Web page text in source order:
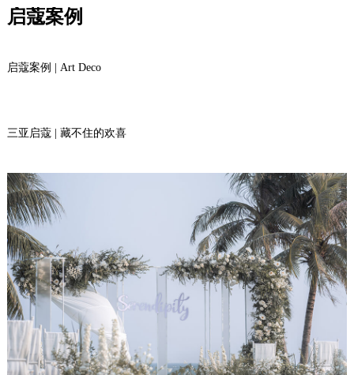
启蔻案例
启蔻案例 | Art Deco
三亚启蔻 | 藏不住的欢喜